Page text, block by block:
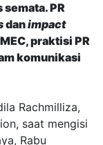
PR
danimpact
praktisi PR
komunikasi
Rachmilliza,
saat mengisi
Rabu